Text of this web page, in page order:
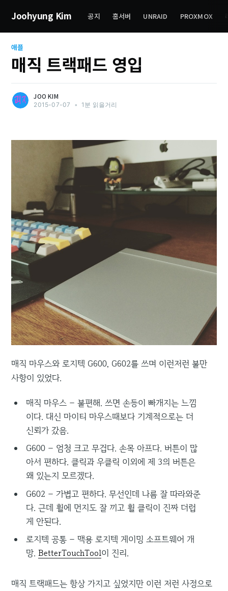
Joohyung Kim 공지 홈서버 UNRAID PROXMOX
애플
매직 트랙패드 영입
JOO KIM
2015-07-07 • 1분 읽을거리
매직 마우스와 로지텍 G600, G602를 쓰며 이런저런 불만
사항이 있었다.
매직 마우스 – 불편해. 쓰면 손등이 빠개지는 느낌
이다. 대신 마이티 마우스때보다 기계적으로는 더
신뢰가 갔음.
G600 – 엄청 크고 무겁다. 손목 아프다. 버튼이 많
아서 편하다. 클릭과 우클릭 이외에 제 3의 버튼은
왜 있는지 모르겠다.
G602 – 가볍고 편하다. 무선인데 나름 잘 따라와준
다. 근데 휠에 먼지도 잘 끼고 휠 클릭이 진짜 더럽
게 안된다.
로지텍 공통 – 맥용 로지텍 게이밍 소프트웨어 개
망. BetterTouchTool이 진리.
매직 트랙패드는 항상 가지고 싶었지만 이런 저런 사정으로